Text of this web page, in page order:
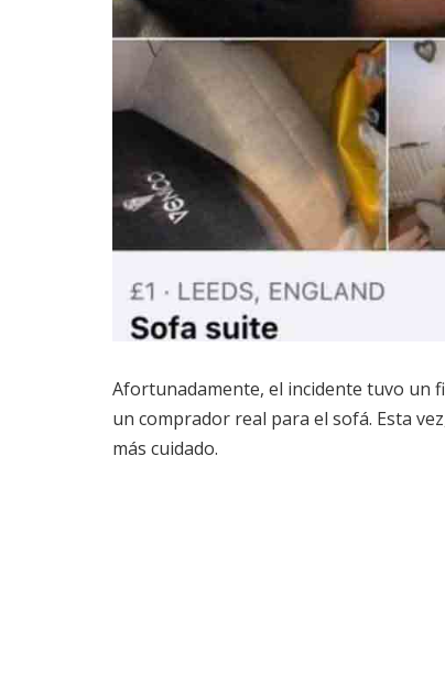
Afortunadamente, el incidente tuvo un
un comprador real para el sofá. Esta
más cuidado.